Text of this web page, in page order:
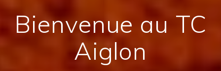
Bienvenue au TC
Aiglon